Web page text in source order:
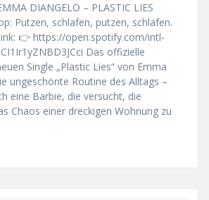
DIANGELO – PLASTIC LIES
Putzen, schlafen, putzen, schlafen.
👉 https://open.spotify.com/intl-
Das offizielle
Single „Plastic Lies“ von Emma
ungeschönte Routine des Alltags –
eine Barbie, die versucht, die
Chaos einer dreckigen Wohnung zu